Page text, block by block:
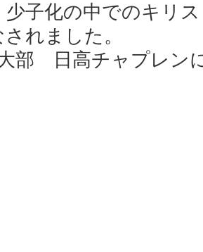
少子化の中でのキリ
れました。
部 日高チャプレン